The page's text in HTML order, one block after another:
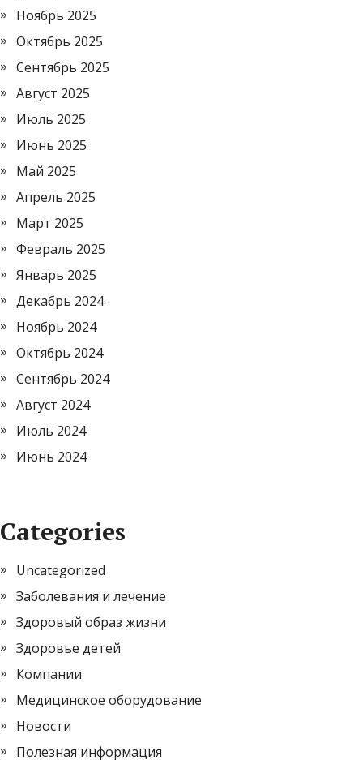
Ноябрь 2025
Октябрь 2025
Сентябрь 2025
Август 2025
Июль 2025
Июнь 2025
Май 2025
Апрель 2025
Март 2025
Февраль 2025
Январь 2025
Декабрь 2024
Ноябрь 2024
Октябрь 2024
Сентябрь 2024
Август 2024
Июль 2024
Июнь 2024
Categories
Uncategorized
Заболевания и лечение
Здоровый образ жизни
Здоровье детей
Компании
Медицинское оборудование
Новости
Полезная информация